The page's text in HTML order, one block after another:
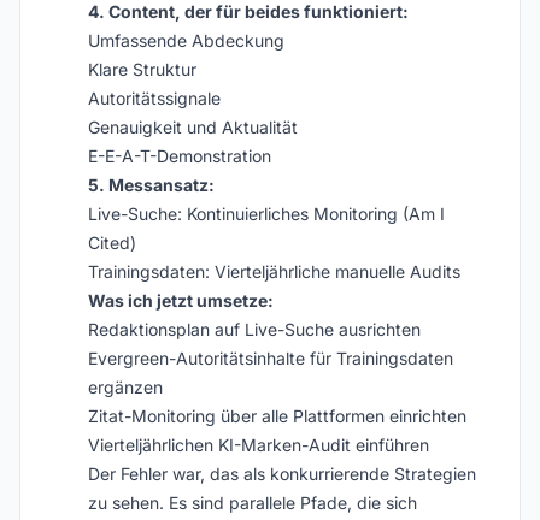
4. Content, der für beides funktioniert:
Umfassende Abdeckung
Klare Struktur
Autoritätssignale
Genauigkeit und Aktualität
E-E-A-T-Demonstration
5. Messansatz:
Live-Suche: Kontinuierliches Monitoring (Am I
Cited)
Trainingsdaten: Vierteljährliche manuelle Audits
Was ich jetzt umsetze:
Redaktionsplan auf Live-Suche ausrichten
Evergreen-Autoritätsinhalte für Trainingsdaten
ergänzen
Zitat-Monitoring über alle Plattformen einrichten
Vierteljährlichen KI-Marken-Audit einführen
Der Fehler war, das als konkurrierende Strategien
zu sehen. Es sind parallele Pfade, die sich